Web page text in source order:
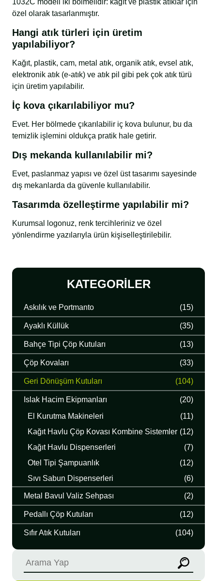
KATEGORILER
Askılık ve Portmanto (15)
Ayaklı Küllük (35)
Bahçe Tipi Çöp Kutuları (13)
Çöp Kovaları (33)
Geri Dönüşüm Kutuları (104)
Islak Hacim Ekipmanları
(20)
El Kurutma Makineleri
(11)
Kağıt Havlu Çöp Kovası Kombine Sistemler (12)
Kağıt Havlu Dispenserleri
(7)
Otel Tipi Şampuanlık
(12)
Sıvı Sabun Dispenserleri
(6)
Metal Bavul Valiz Sehpası (2)
Pedallı Çöp Kutuları (12)
Sıfır Atık Kutuları (104)
1032C modeli iki bölmelidir: kağıt ve plastik atıklar için
özel olarak tasarlanmıştır.
Hangi atık türleri için üretim
yapılabiliyor?
Kağıt, plastik, cam, metal atık, organik atık, evsel atık,
elektronik atık (e-atık) ve atık pil gibi pek çok atık türü
için üretim yapılabilir.
İç kova çıkarılabiliyor mu?
Evet. Her bölmede çıkarılabilir iç kova bulunur, bu da
temizlik işlemini oldukça pratik hale getirir.
Dış mekanda kullanılabilir mi?
Evet, paslanmaz yapısı ve özel üst tasarımı sayesinde
dış mekanlarda da güvenle kullanılabilir.
Tasarımda özelleştirme yapılabilir mi?
Kurumsal logonuz, renk tercihleriniz ve özel
yönlendirme yazılarıyla ürün kişiselleştirilebilir.